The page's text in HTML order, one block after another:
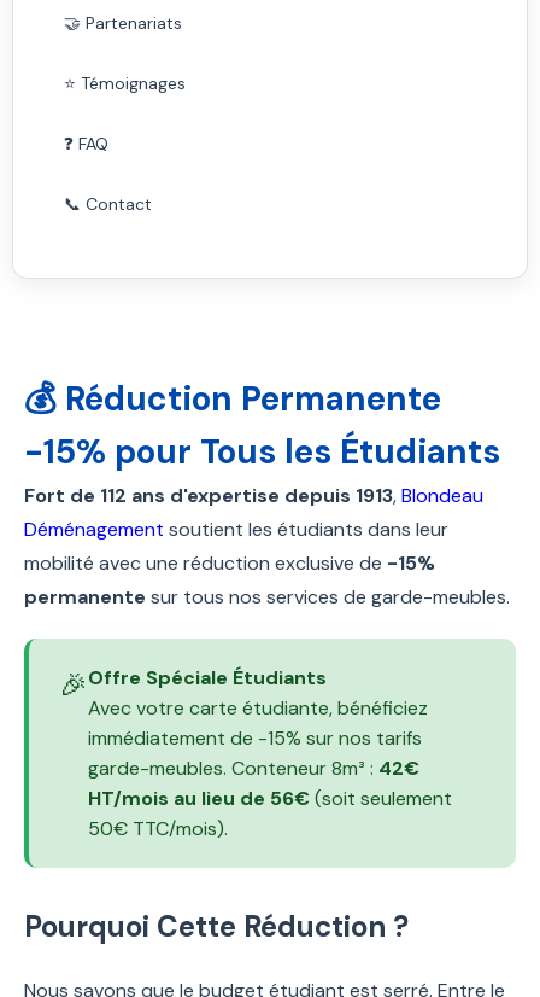
🤝 Partenariats
⭐ Témoignages
❓ FAQ
📞 Contact
💰 Réduction Permanente
-15% pour Tous les Étudiants
Fort de 112 ans d'expertise depuis 1913,Blondeau
Déménagement soutient les étudiants dans leur
mobilité avec une réduction exclusive de -15%
permanente sur tous nos services de garde-meubles.
🎉Offre Spéciale Étudiants
Avec votre carte étudiante, bénéficiez
immédiatement de -15% sur nos tarifs
garde-meubles. Conteneur 8m³ : 42€
HT/mois au lieu de 56€ (soit seulement
50€ TTC/mois).
Pourquoi Cette Réduction ?
Nous savons que le budget étudiant est serré. Entre le